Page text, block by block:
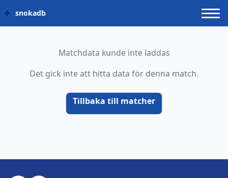
snokadb
Matchdata kunde inte laddas
Det gick inte att hitta data för denna match.
Tillbaka till matcher